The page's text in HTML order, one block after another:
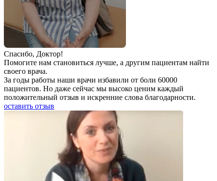
Спаcибо, Доктор!
Помогите нам становиться лучше, а другим пациентам найти
своего врача.
За годы работы наши врачи избавили от боли 60000
пациентов. Но даже сейчас мы высоко ценим каждый
положительный отзыв и искренние слова благодарности.
оставить отзыв